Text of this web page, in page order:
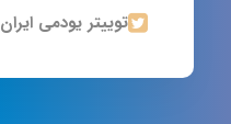
توییتر یودمی ایران